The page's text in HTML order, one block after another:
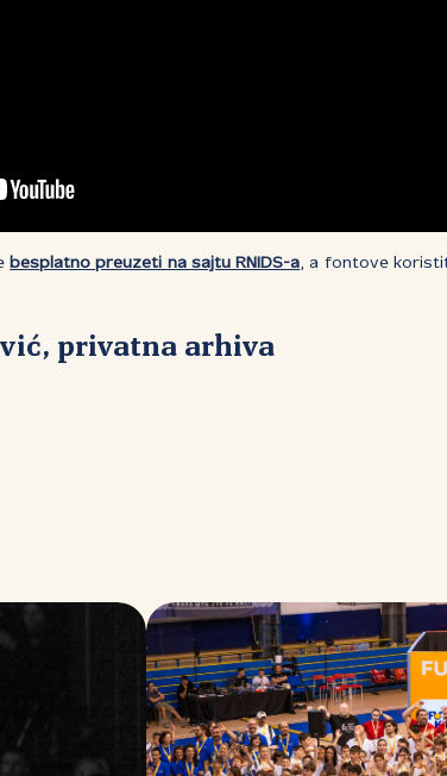
besplatno preuzeti na sajtu RNIDS-a , a fontove
privatna arhiva